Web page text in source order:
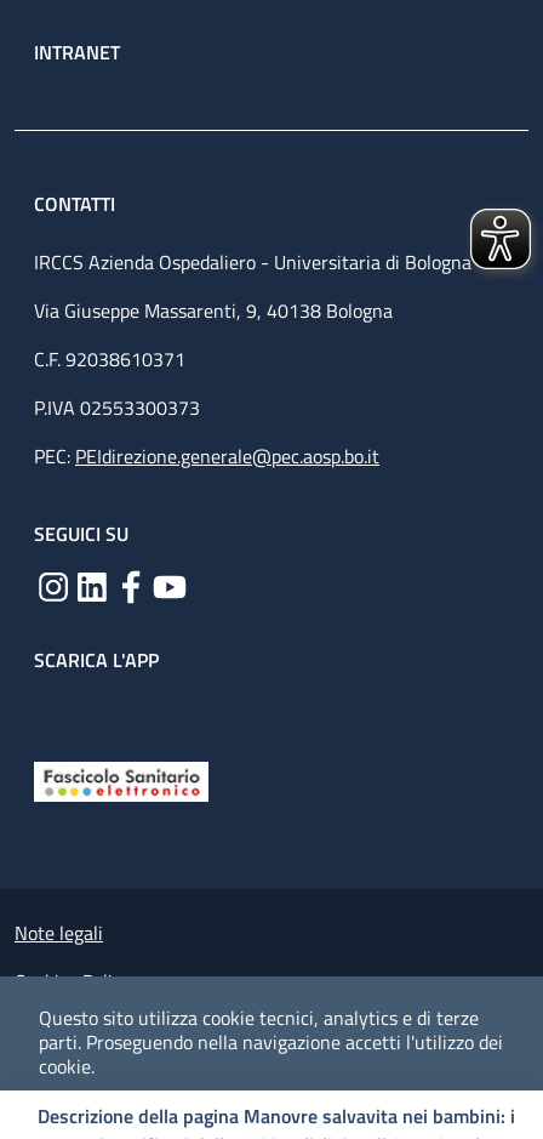
Questo sito utilizza cookie tecnici, analytics e di terze
parti. Proseguendo nella navigazione accetti l'utilizzo dei
cookie.
PREFERENZECOOKIESACCETTOI
Descrizione della pagina Manovre salvavita nei bambini: i
INTRANET
CONTATTI
IRCCS Azienda Ospedaliero - Universitaria di Bologna
Via Giuseppe Massarenti, 9, 40138 Bologna
C.F. 92038610371
P.IVA 02553300373
PEC: PEIdirezione.generale@pec.aosp.bo.it
SEGUICI SU
SCARICA L'APP
Small prints
Note legali
Cookies Policy
Policy privacy e protezione del dato personale
Albo pretorio on-line
Dichiarazione di accessibilità